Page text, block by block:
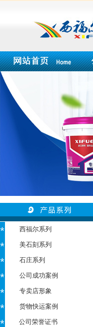
西福尔系列
美石刻系列
石庄系列
公司成功案例
专卖店形象
货物快运案例
公司荣誉证书